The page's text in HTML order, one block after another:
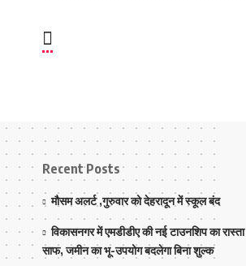
Recent Posts
मौसम अलर्ट ,गुरुवार को देहरादून में स्कूल बंद
विकासनगर में एमडीडीए की नई टाउनशिप का रास्ता
साफ, जमीन का भू-उपयोग बदलेगा बिना शुल्क